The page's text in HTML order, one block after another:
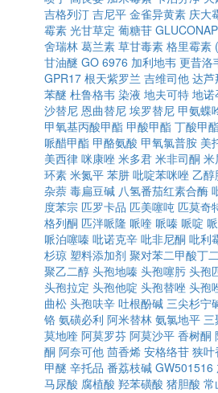
吉格列汀 吉尼平 金雀异黄素 庆大
霉素 光甘草定 葡糖苷
舍瑞林 葛兰素 草甘毒素 格里霉素
甘油醚 GO 6976 加利地韦 更昔洛
GPR17 根天紫罗兰 吉维司他 达芦
苯醚 杜鲁格韦 染液 地夫可特 地诺
沙替尼 恩曲替尼 埃罗替尼 甲氨蝶
甲氧基丙酸甲酯 甲酸甲酯 丁酸甲
哌醋甲酯 甲酪氨酸 甲氧氯普胺 美
美西律 咪康唑 米多君 米非司酮 米
环素 米氮平 苯肼 吡啶苯咪唑 乙醇
杂萘 毒扁豆碱 八氢番茄红素合酶
度苯宗 匹罗卡品 匹美噻吨 匹莫奇
格列酮 匹泮哌隆 哌喹 哌嗪 哌啶
哌泊噻嗪 吡诺克辛 吡非尼酮 吡利
杉琼 塑料添加剂 聚对苯二甲酸丁
聚乙二醇 头孢地嗪 头孢噻肟 头孢
头孢拉定 头孢他啶 头孢替唑 头孢
曲松 头孢呋辛 吐根酚碱 三尖杉宁
铬 氨磺必利 阿米替林 氨氯地平 三
莫地喹 阿莫罗芬 阿莫沙平 香树酮
酮 阿奈可他 茴香烯 安格络苷 狭叶
甲醚 辛托品 番荔枝碱 GW501516
马尿酸 腐植酸 羟苯磺酸 猪胆酸 常